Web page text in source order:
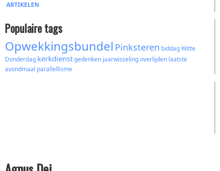
ARTIKELEN
Populaire tags
Opwekkingsbundel Pinksteren biddagWitte
Donderdag kerkdienstgedenken jaarwisselingoverlijden laatste
avondmaal parallellisme